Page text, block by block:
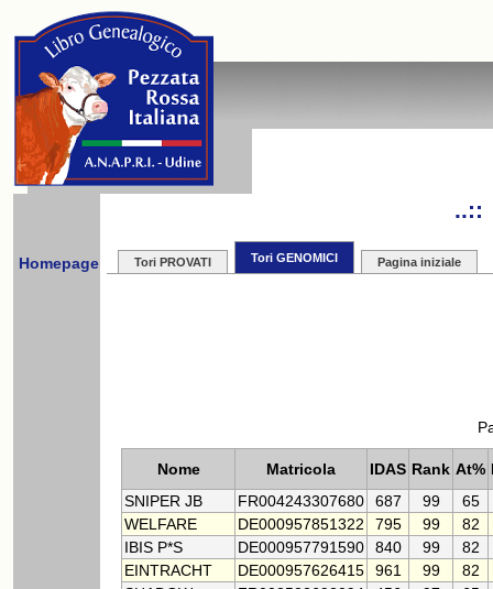
Homepage
..::
Tori PROVATI Tori GENOMICI Pagina iniziale
Nome Matricola IDAS Rank At%
SNIPER JB
FR004243307680 687 99
65
WELFARE
DE000957851322 795 99
82
IBIS P*S
DE000957791590 840 99 82
EINTRACHT
DE000957626415 961 99
82